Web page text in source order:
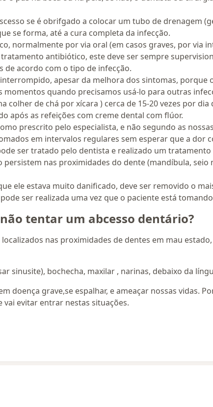
se é obrifgado a colocar um tubo de drenagem
se forma, até a cura completa da infecção.
normalmente por via oral (em casos graves, por via
antibiótico, este deve ser sempre
de acordo com o tipo de infecção.
apesar da melhora dos sintomas, porque
quando precisamos usá-lo para outras
colher de chá por xícara ) cerca de 15-20 vezes por
após as refeições com creme dental com flúor.
prescrito pelo especialista, e não segundo as
em intervalos regulares sem esperar que a dor
ser tratado pelo dentista e realizado um
persistem nas proximidades do dente (mandíbula,
ele estava muito danificado, deve ser removido o
ser realizada uma vez que o paciente está
tentar um abcesso dentário?
nas proximidades de dentes em mau
sinusite), bochecha, maxilar , narinas, debaixo da
doença grave,se espalhar, e ameaçar nossas vidas.
evitar entrar nestas situações.